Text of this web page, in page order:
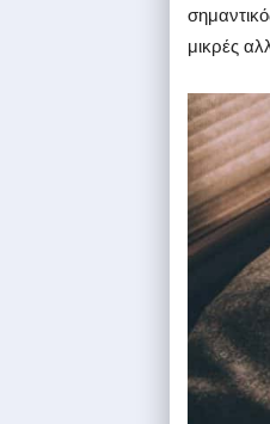
μικρές